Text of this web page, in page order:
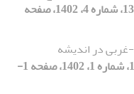
[دوره 13، شماره 4، 1402، صفحه
غربی در اندیشه
[دوره 13، شماره 1، 1402، صفحه 1-